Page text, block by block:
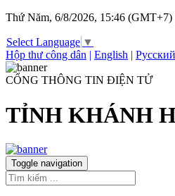
Thứ Năm, 6/8/2026, 15:46 (GMT+7)
Select Language ▼
Hộp thư công dân | English | Русский
CỔNG THÔNG TIN ĐIỆN TỬ
TỈNH KHÁNH
Toggle navigation